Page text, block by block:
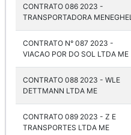
CONTRATO 086 2023 -
TRANSPORTADORA MENEGHEL
CONTRATO N° 087 2023 -
VIACAO POR DO SOL LTDA ME
CONTRATO 088 2023 - WLE
DETTMANN LTDA ME
CONTRATO 089 2023 - Z E
TRANSPORTES LTDA ME